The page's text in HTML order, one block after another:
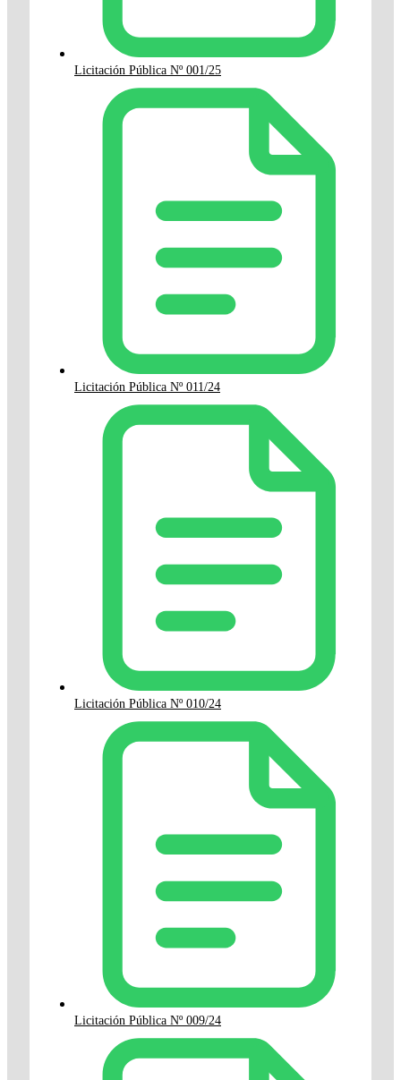
Licitación Pública Nº 001/25
Licitación Pública Nº 011/24
Licitación Pública Nº 010/24
Licitación Pública Nº 009/24